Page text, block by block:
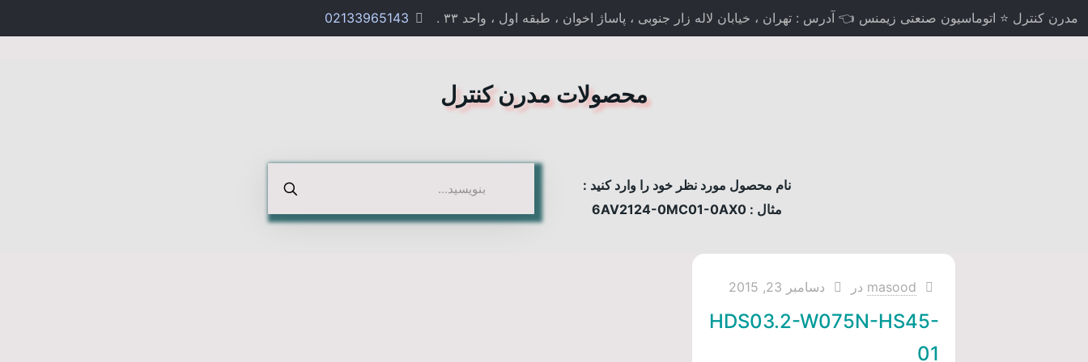
مدرن کنترل ⭐ اتوماسیون صنعتی زیمنس 👈 آدرس : تهران ، خیابان لاله زار جنوبی ، پاساژ اخوان ، طبقه اول ، واحد ۳۳ . 02133965143
محصولات مدرن کنترل
نام محصول مورد نظر خود را وارد کنید :
مثال : 6AV2124-0MC01-0AX0
masood در دسامبر 23, 2015
HDS03.2-W075N-HS45-
01